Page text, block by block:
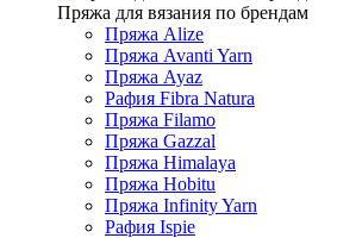
Пряжа для вязания по брендам
Пряжа Alize
Пряжа Avanti Yarn
Пряжа Ayaz
Рафия Fibra Natura
Пряжа Filamo
Пряжа Gazzal
Пряжа Himalaya
Пряжа Hobitu
Пряжа Infinity Yarn
Рафия Ispie